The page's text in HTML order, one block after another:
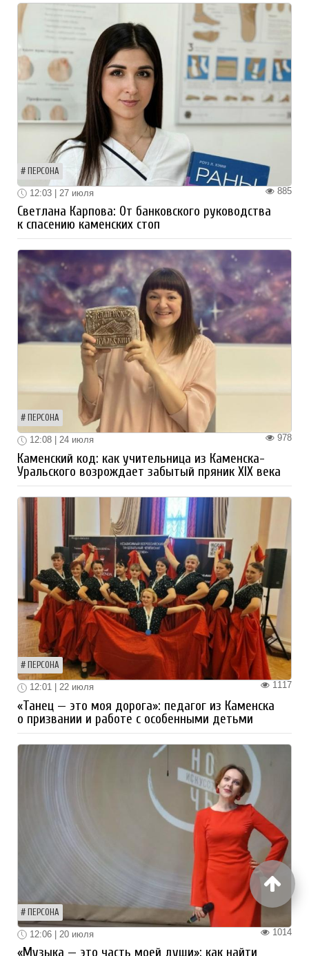
ПЕРСОНА
885
12:03 | 27 июля
Светлана Карпова: От банковского руководства
к спасению каменских стоп
ПЕРСОНА
978
12:08 | 24 июля
Каменский код: как учительница из Каменска-
Уральского возрождает забытый пряник XIX века
ПЕРСОНА
1117
12:01 | 22 июля
«Танец — это моя дорога»: педагог из Каменска
о призвании и работе с особенными детьми
ПЕРСОНА
1014
12:06 | 20 июля
«Музыка — это часть моей души»: как найти